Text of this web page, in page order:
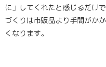
に」してくれたと感じるだけ
づくりは市販品より手間がか
くなります。